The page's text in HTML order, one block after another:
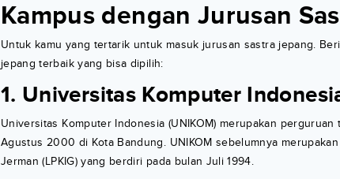
Kampus dengan Jurusan
Untuk kamu yang tertarik untuk masuk jurusan sastra jepang.
jepang terbaik yang bisa dipilih:
1. Universitas Komputer
Universitas Komputer Indonesia (UNIKOM) merupakan
Agustus 2000 di Kota Bandung. UNIKOM sebelumnya
Jerman (LPKIG) yang berdiri pada bulan Juli 1994.